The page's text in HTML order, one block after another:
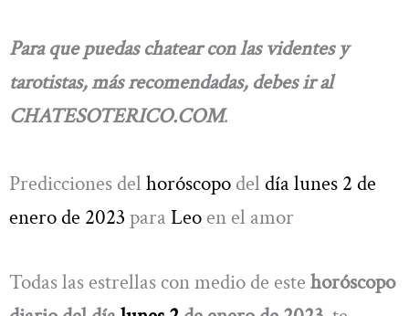
Para que puedas chatear con las videntes y
tarotistas, más recomendadas, debes ir al
CHATESOTERICO.COM.
Predicciones del horóscopo del día lunes 2 de
enero de 2023 para Leo en el amor
Todas las estrellas con medio de este horóscopo